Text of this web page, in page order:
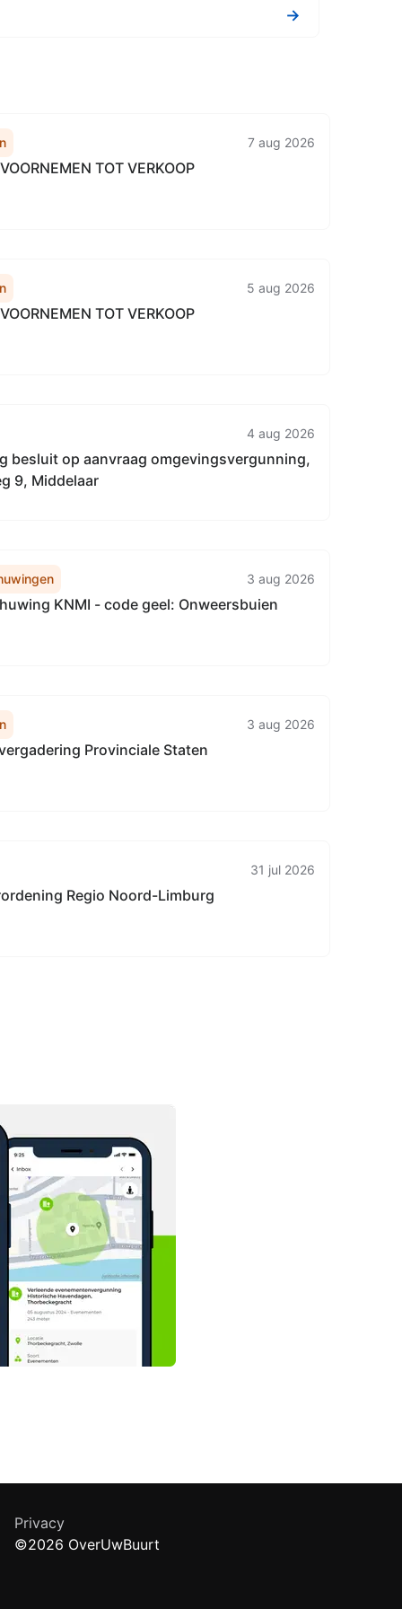
→
7 aug 2026
TOT VERKOOP
5 aug 2026
TOT VERKOOP
4 aug 2026
besluit op aanvraag omgevingsvergunning,
9, Middelaar
3 aug 2026
KNMI - code geel: Onweersbuien
3 aug 2026
Provinciale Staten
31 jul 2026
Regio Noord-Limburg
Privacy
©2026 OverUwBuurt